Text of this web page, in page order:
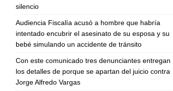
silencio
Audiencia Fiscalía acusó a hombre que habría
intentado encubrir el asesinato de su esposa y su
bebé simulando un accidente de tránsito
Con este comunicado tres denunciantes entregan
los detalles de porque se apartan del juicio contra
Jorge Alfredo Vargas